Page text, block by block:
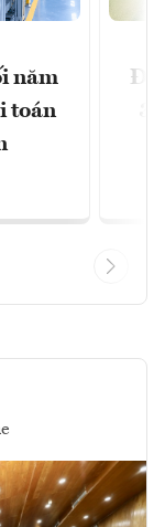
năm
toán